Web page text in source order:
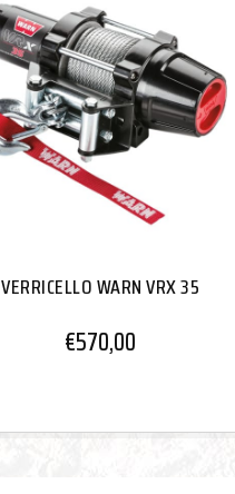
VERRICELLO WARN VRX 35
€570,00